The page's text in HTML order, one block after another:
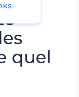
quel